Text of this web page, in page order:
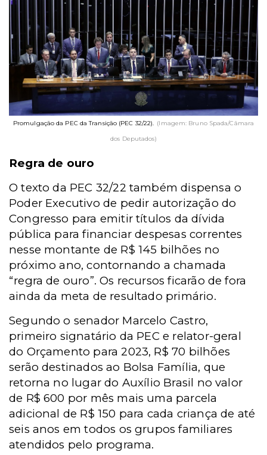
Promulgação da PEC da Transição (PEC 32/22).
(Imagem: Bruno Spada/Câmara
dos Deputados)
Regra de ouro
O texto da PEC 32/22 também dispensa o
Poder Executivo de pedir autorização do
Congresso para emitir títulos da dívida
pública para financiar despesas correntes
nesse montante de R$ 145 bilhões no
próximo ano, contornando a chamada
“regra de ouro”. Os recursos ficarão de fora
ainda da meta de resultado primário.
Segundo o senador Marcelo Castro,
primeiro signatário da PEC e relator-geral
do Orçamento para 2023, R$ 70 bilhões
serão destinados ao Bolsa Família, que
retorna no lugar do Auxílio Brasil no valor
de R$ 600 por mês mais uma parcela
adicional de R$ 150 para cada criança de até
seis anos em todos os grupos familiares
atendidos pelo programa.